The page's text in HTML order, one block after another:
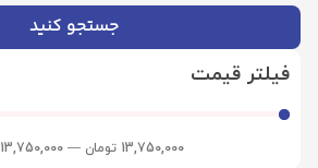
جستجو کنید
فیلتر قیمت
13,750,000 تومان —
13,750,000